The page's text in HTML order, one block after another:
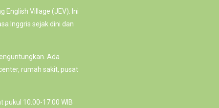
Village (JEV). Ini
Inggris sejak dini dan
Ada
rumah sakit, pusat
10.00-17.00 WIB